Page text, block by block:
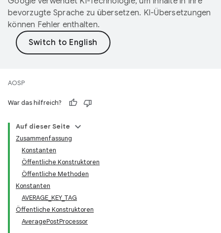
bevorzugte Sprache zu übersetzen. KI-Übersetzungen
können Fehler enthalten.
AOSP
War das hilfreich?
Auf dieser Seite
Zusammenfassung
Konstanten
Öffentliche Konstruktoren
Öffentliche Methoden
Konstanten
AVERAGE_KEY_TAG
Öffentliche Konstruktoren
AveragePostProcessor